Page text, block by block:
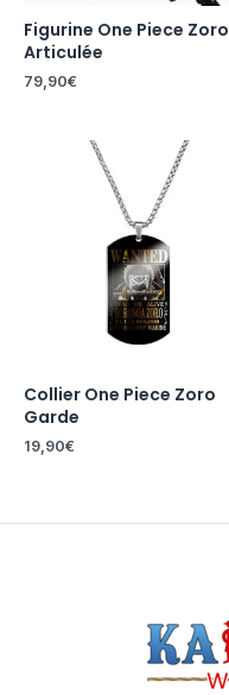
Figurine One Piece Zoro
Articulée
79,90€
Collier One Piece Zoro
Garde
19,90€